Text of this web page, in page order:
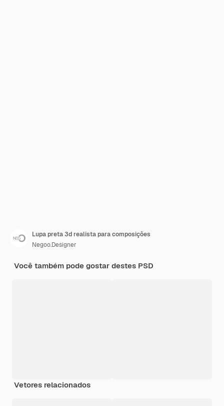
Lupa preta 3d realista para composições
Negoo.Designer
Você também pode gostar destes PSD
Vetores relacionados